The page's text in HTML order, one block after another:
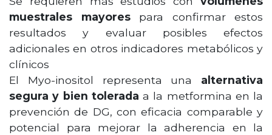
muestrales mayorespara confirmar estos
resultados y evaluar posibles efectos
adicionales en otros indicadores metabólicos y
clínicos
El Myo-inositol representa una alternativa
segura y bien tolerada a la metformina en la
prevención de DG, con eficacia comparable y
potencial para mejorar la adherencia en la